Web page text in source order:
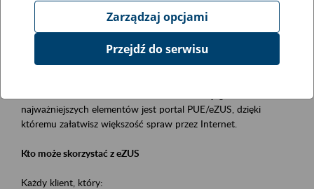
Event description
Platforma Usług Elektronicznych ZUS eZUS
najważniejszych elementów jest portal PUE/eZUS, dzięki
któremu załatwisz większość spraw przez Internet.
Kto może skorzystać z eZUS
Każdy klient, który:
Zarządzaj opcjami
Przejdź do serwisu